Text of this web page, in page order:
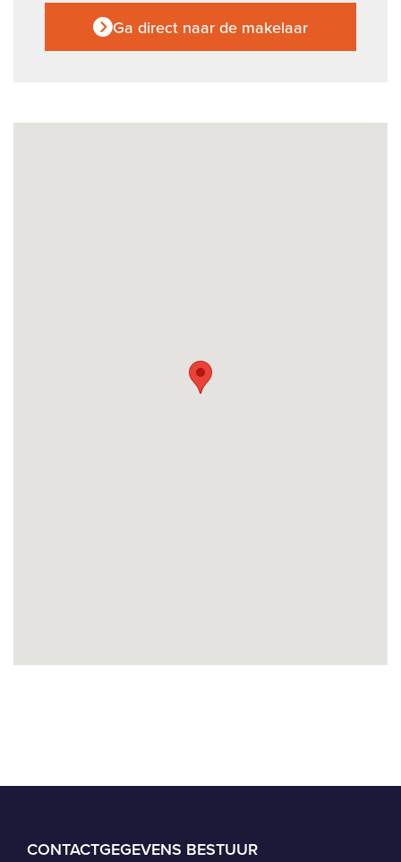
Ga direct naar de makelaar
CONTACTGEGEVENS BESTUUR